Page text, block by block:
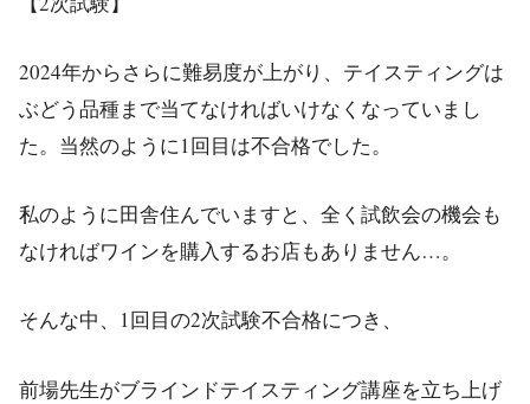
2024年からさらに難易度が上がり、テイスティングは
ぶどう品種まで当てなければいけなくなっていまし
た。当然のように1回目は不合格でした。
私のように田舎住んでいますと、全く試飲会の機会も
なければワインを購入するお店もありません…。
そんな中、1回目の2次試験不合格につき、
前場先生がブラインドテイスティング講座を立ち上げ